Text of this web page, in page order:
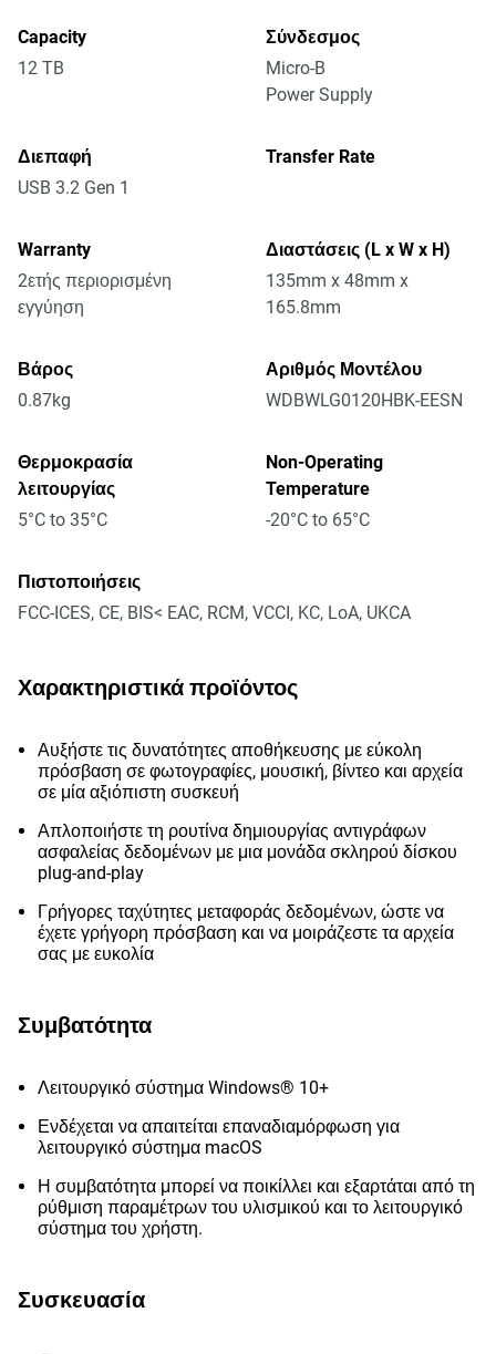
Capacity
12 TB
Σύνδεσμος
Micro-B
Power Supply
Διεπαφή
USB 3.2 Gen 1
Transfer Rate
Warranty
2ετής περιορισμένη
εγγύηση
Διαστάσεις (L x W x H)
135mm x 48mm x
165.8mm
Βάρος
0.87kg
Αριθμός Μοντέλου
WDBWLG0120HBK-EESN
Θερμοκρασία
λειτουργίας
5°C to 35°C
Non-Operating
Temperature
-20°C to 65°C
Πιστοποιήσεις
FCC-ICES, CE, BIS< EAC, RCM, VCCI, KC, LoA, UKCA
Χαρακτηριστικά προϊόντος
Αυξήστε τις δυνατότητες αποθήκευσης με εύκολη
πρόσβαση σε φωτογραφίες, μουσική, βίντεο και αρχεία
σε μία αξιόπιστη συσκευή
Απλοποιήστε τη ρουτίνα δημιουργίας αντιγράφων
ασφαλείας δεδομένων με μια μονάδα σκληρού δίσκου
plug-and-play
Γρήγορες ταχύτητες μεταφοράς δεδομένων, ώστε να
έχετε γρήγορη πρόσβαση και να μοιράζεστε τα αρχεία
σας με ευκολία
Συμβατότητα
Λειτουργικό σύστημα Windows® 10+
Ενδέχεται να απαιτείται επαναδιαμόρφωση για
λειτουργικό σύστημα macOS
Η συμβατότητα μπορεί να ποικίλλει και εξαρτάται από τη
ρύθμιση παραμέτρων του υλισμικού και το λειτουργικό
σύστημα του χρήστη.
Συσκευασία